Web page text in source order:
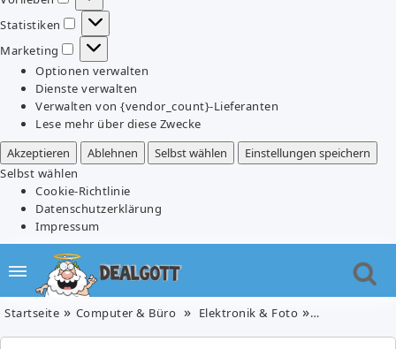
Vorlieben
Statistiken
Statistiken
Marketing
Marketing
Optionen verwalten
Dienste verwalten
Verwalten von {vendor_count}-Lieferanten
Lese mehr über diese Zwecke
Akzeptieren
Ablehnen Selbst wählen
Einstellungen speichern
Selbst wählen
Cookie-Richtlinie
Datenschutzerklärung
Impressum
Startseite Computer & Büro Elektronik & Foto Logitech